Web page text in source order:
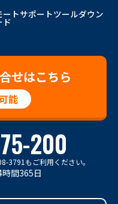
ートサポートツールダウン
ド
せはこちら
能
200
3791もご利用ください。
間365日